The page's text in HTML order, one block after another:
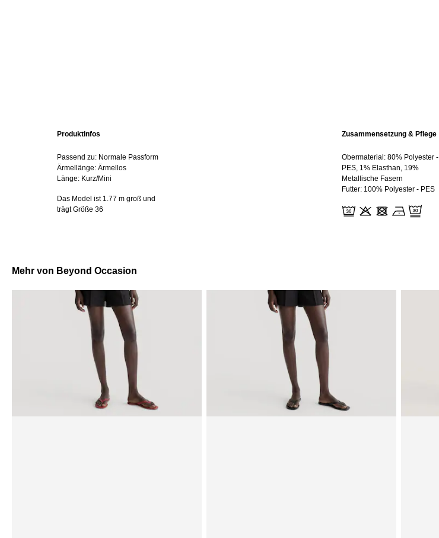
Produktinfos
Passend zu: Normale Passform
Ärmellänge: Ärmellos
Länge: Kurz/Mini
Das Model ist 1.77 m groß und
trägt Größe 36
Zusammensetzung & Pflege
Obermaterial: 80% Polyester -
PES, 1% Elasthan, 19%
Metallische Fasern
Futter: 100% Polyester - PES
Mehr von Beyond Occasion